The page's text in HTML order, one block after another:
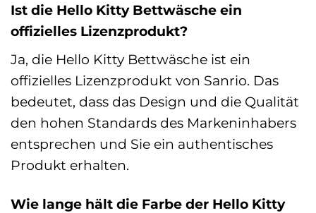
Ist die Hello Kitty Bettwäsche ein
offizielles Lizenzprodukt?
Ja, die Hello Kitty Bettwäsche ist ein
offizielles Lizenzprodukt von Sanrio. Das
bedeutet, dass das Design und die Qualität
den hohen Standards des Markeninhabers
entsprechen und Sie ein authentisches
Produkt erhalten.
Wie lange hält die Farbe der Hello Kitty